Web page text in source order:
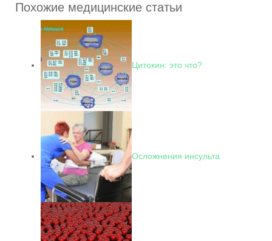
Похожие медицинские статьи
Цитокин: это что?
Осложнения инсульта